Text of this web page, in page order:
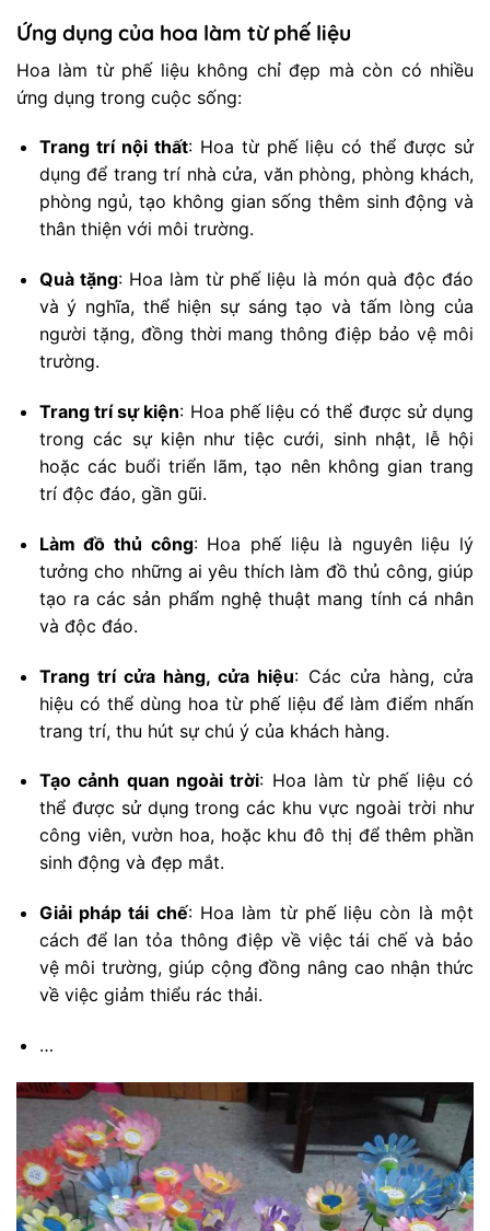
Ứng dụng của hoa làm từ phế liệu
Hoa làm từ phế liệu không chỉ đẹp mà còn có nhiều
ứng dụng trong cuộc sống:
Trang trí nội thất: Hoa từ phế liệu có thể được sử
dụng để trang trí nhà cửa, văn phòng, phòng khách,
phòng ngủ, tạo không gian sống thêm sinh động và
thân thiện với môi trường.
Quà tặng: Hoa làm từ phế liệu là món quà độc đáo
và ý nghĩa, thể hiện sự sáng tạo và tấm lòng của
người tặng, đồng thời mang thông điệp bảo vệ môi
trường.
Trang trí sự kiện: Hoa phế liệu có thể được sử dụng
trong các sự kiện như tiệc cưới, sinh nhật, lễ hội
hoặc các buổi triển lãm, tạo nên không gian trang
trí độc đáo, gần gũi.
Làm đồ thủ công: Hoa phế liệu là nguyên liệu lý
tưởng cho những ai yêu thích làm đồ thủ công, giúp
tạo ra các sản phẩm nghệ thuật mang tính cá nhân
và độc đáo.
Trang trí cửa hàng, cửa hiệu: Các cửa hàng, cửa
hiệu có thể dùng hoa từ phế liệu để làm điểm nhấn
trang trí, thu hút sự chú ý của khách hàng.
Tạo cảnh quan ngoài trời: Hoa làm từ phế liệu có
thể được sử dụng trong các khu vực ngoài trời như
công viên, vườn hoa, hoặc khu đô thị để thêm phần
sinh động và đẹp mắt.
Giải pháp tái chế: Hoa làm từ phế liệu còn là một
cách để lan tỏa thông điệp về việc tái chế và bảo
vệ môi trường, giúp cộng đồng nâng cao nhận thức
về việc giảm thiểu rác thải.
…